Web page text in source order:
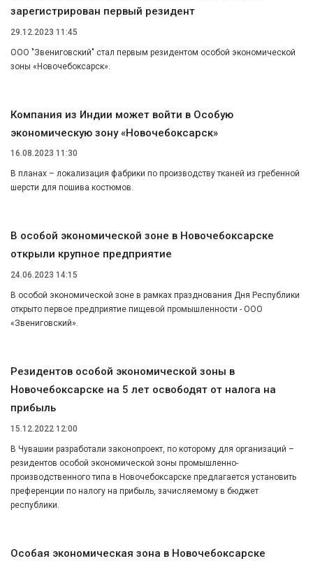
зарегистрирован первый резидент
29.12.2023 11:45
ООО "Звениговский" стал первым резидентом особой экономической
зоны «Новочебоксарск».
Компания из Индии может войти в Особую
экономическую зону «Новочебоксарск»
16.08.2023 11:30
В планах – локализация фабрики по производству тканей из гребенной
шерсти для пошива костюмов.
В особой экономической зоне в Новочебоксарске
открыли крупное предприятие
24.06.2023 14:15
В особой экономической зоне в рамках празднования Дня Республики
открыто первое предприятие пищевой промышленности - ООО
«Звениговский».
Резидентов особой экономической зоны в
Новочебоксарске на 5 лет освободят от налога на
прибыль
15.12.2022 12:00
В Чувашии разработали законопроект, по которому для организаций –
резидентов особой экономической зоны промышленно-
производственного типа в Новочебоксарске предлагается установить
преференции по налогу на прибыль, зачисляемому в бюджет
республики.
Особая экономическая зона в Новочебоксарске